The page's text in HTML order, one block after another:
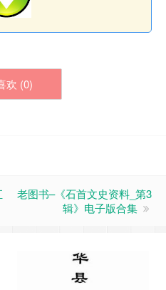
欢 (0)
老图书–《石首文史资料_第3
辑》电子版合集